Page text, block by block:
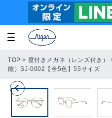
TOP > 度付きメガネ（レンズ付き）
能）SJ-0002【全5色】55サイズ